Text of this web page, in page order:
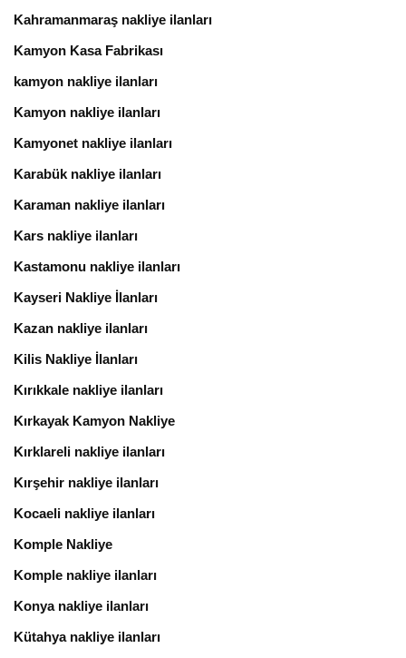
Kahramanmaraş nakliye ilanları
Kamyon Kasa Fabrikası
kamyon nakliye ilanları
Kamyon nakliye ilanları
Kamyonet nakliye ilanları
Karabük nakliye ilanları
Karaman nakliye ilanları
Kars nakliye ilanları
Kastamonu nakliye ilanları
Kayseri Nakliye İlanları
Kazan nakliye ilanları
Kilis Nakliye İlanları
Kırıkkale nakliye ilanları
Kırkayak Kamyon Nakliye
Kırklareli nakliye ilanları
Kırşehir nakliye ilanları
Kocaeli nakliye ilanları
Komple Nakliye
Komple nakliye ilanları
Konya nakliye ilanları
Kütahya nakliye ilanları